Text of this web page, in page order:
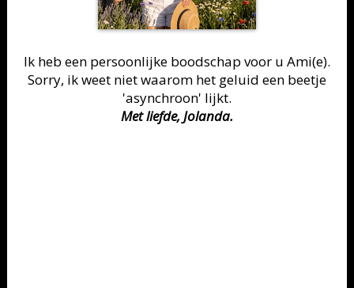
Ik heb een persoonlijke boodschap voor u Ami(e).
Sorry, ik weet niet waarom het geluid een beetje
'asynchroon' lijkt.
Met liefde, Jolanda.